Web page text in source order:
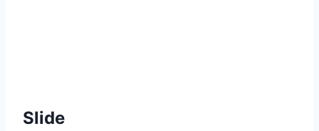
Slide